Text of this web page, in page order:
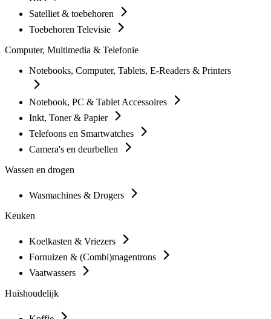
Satelliet & toebehoren
Toebehoren Televisie
Computer, Multimedia & Telefonie
Notebooks, Computer, Tablets, E-Readers & Printers
Notebook, PC & Tablet Accessoires
Inkt, Toner & Papier
Telefoons en Smartwatches
Camera's en deurbellen
Wassen en drogen
Wasmachines & Drogers
Keuken
Koelkasten & Vriezers
Fornuizen & (Combi)magentrons
Vaatwassers
Huishoudelijk